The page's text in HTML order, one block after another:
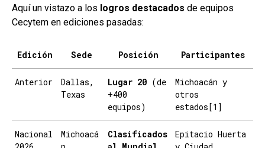
Aquí un vistazo a los logros destacados de equipos
Cecytem en ediciones pasadas:
Edición Sede Posición Participantes
Anterior
Dallas,
Texas
Lugar 20 (de
+400
equipos)
Michoacán y
otros
estados[1]
Nacional
Michoacá
Clasificados
Epitacio Huerta